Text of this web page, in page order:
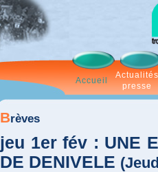
Accueil
Actualités
presse
Brèves
jeu 1er fév : UNE
DE DENIVELE